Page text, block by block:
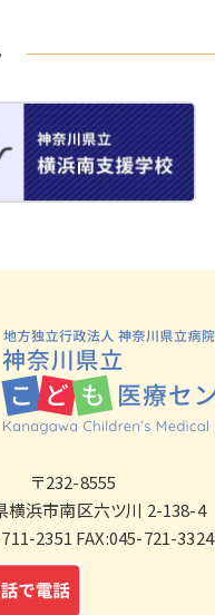
〒232-8555
横浜市南区六ツ川 2-138-4
2351 FAX:045-721-3324